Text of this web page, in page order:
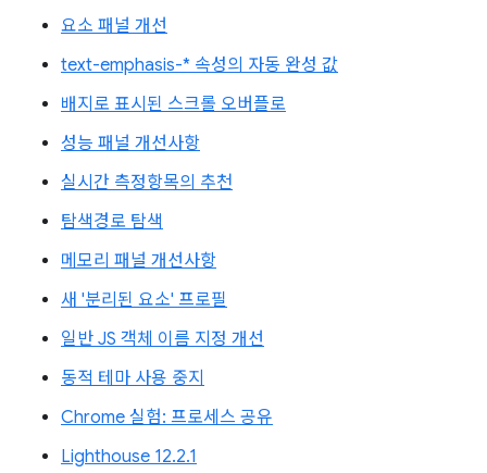
요소 패널 개선
text-emphasis-* 속성의 자동 완성 값
배지로 표시된 스크롤 오버플로
성능 패널 개선사항
실시간 측정항목의 추천
탐색경로 탐색
메모리 패널 개선사항
새 '분리된 요소' 프로필
일반 JS 객체 이름 지정 개선
동적 테마 사용 중지
Chrome 실험: 프로세스 공유
Lighthouse 12.2.1